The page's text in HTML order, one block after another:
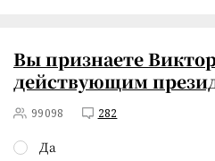
Вы признаете
действующим
99098 282
Да